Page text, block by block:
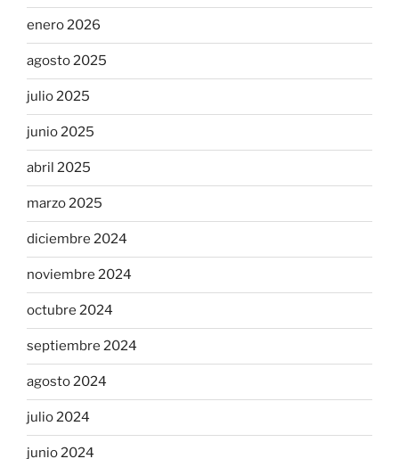
enero 2026
agosto 2025
julio 2025
junio 2025
abril 2025
marzo 2025
diciembre 2024
noviembre 2024
octubre 2024
septiembre 2024
agosto 2024
julio 2024
junio 2024